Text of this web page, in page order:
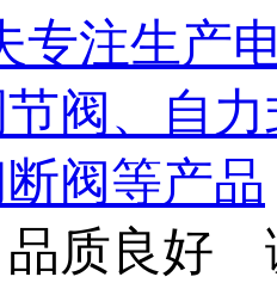
质良好